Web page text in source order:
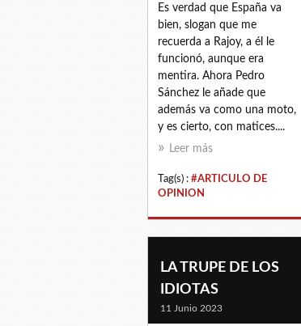
Es verdad que España va
bien, slogan que me
recuerda a Rajoy, a él le
funcionó, aunque era
mentira. Ahora Pedro
Sánchez le añade que
además va como una moto,
y es cierto, con matices....
Leer más
Tag(s) : #ARTICULO DE
OPINION
LA TRUPE DE LOS
IDIOTAS
11 Junio 2023